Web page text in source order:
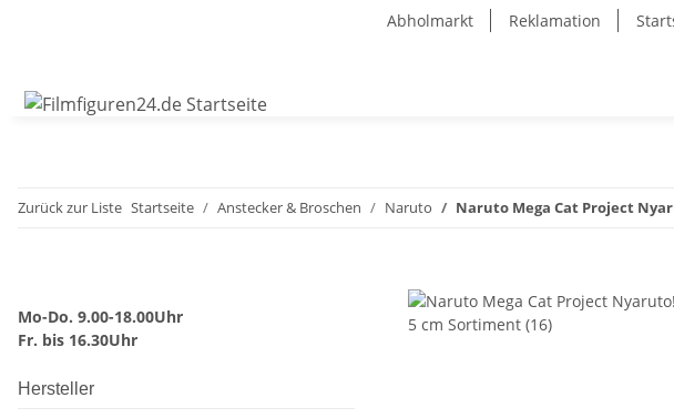
Abholmarkt Reklamation
Zurück zur Liste Startseite Anstecker & Broschen Naruto Naruto Mega Cat Project
Mo-Do. 9.00-18.00Uhr
Fr. bis 16.30Uhr
Hersteller